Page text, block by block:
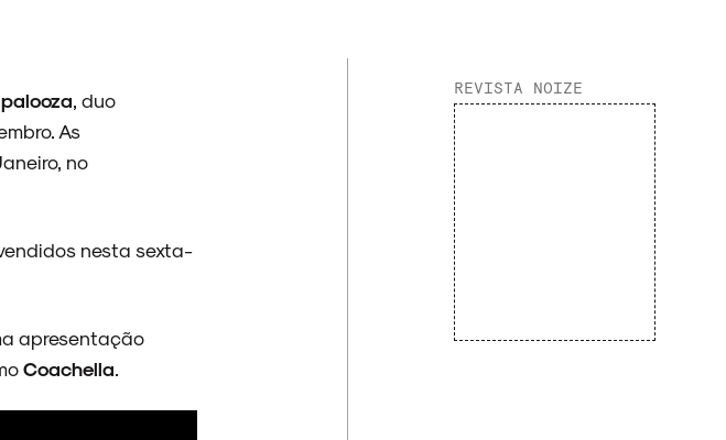
, duo
As
no
nesta sexta-
apresentação
Coachella
REVISTA NOIZE